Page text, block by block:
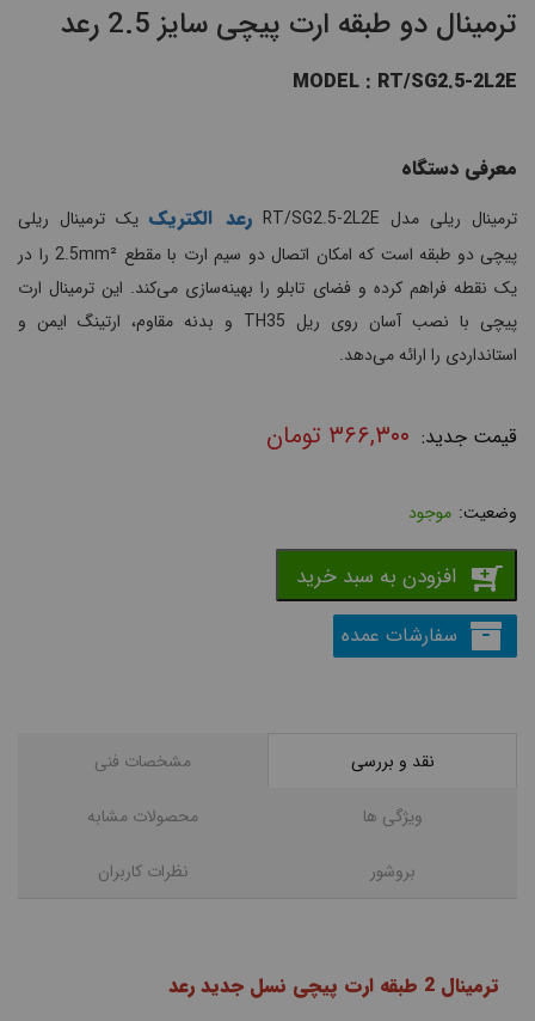
ترمینال دو طبقه ارت پیچی سایز 2.5 رعد
MODEL : RT/SG2.5-2L2E
معرفی دستگاه
ترمینال ریلی مدل RT/SG2.5-2L2E رعد الکتریکیک ترمینال ریلی
پیچی دو طبقه است که امکان اتصال دو سیم ارت با مقطع 2.5mm² را در
یک نقطه فراهم کرده و فضای تابلو را بهینه‌سازی می‌کند. این ترمینال ارت
پیچی با نصب آسان روی ریل TH35 و بدنه مقاوم، ارتینگ ایمن و
استانداردی را ارائه می‌دهد.
۳۶۶,۳۰۰ تومان
موجود
افزودن به سبد خرید
سفارشات عمده
نقد و بررسی مشخصات فنی
ویژگی ها محصولات مشابه
بروشور نظرات کاربران
ترمینال 2 طبقه ارت پیچی نسل جدید رعد